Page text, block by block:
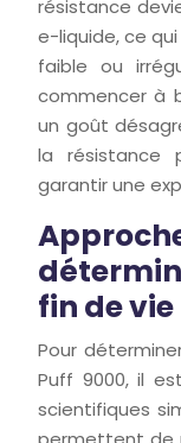
résistance
e-liquide, ce
faible ou
commencer à
un goût
la résistance
garantir une
fin de vie
Pour
Puff 9000, il
scientifiques